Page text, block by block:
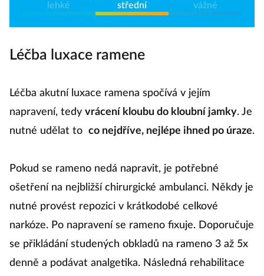
lehké střední vážné
Léčba luxace ramene
Léčba akutní luxace ramena spočívá v jejím
napravení, tedy vrácení kloubu do kloubní jamky. Je
nutné udělat to co nejdříve, nejlépe ihned po úraze.
Pokud se rameno nedá napravit, je potřebné
ošetření na nejbližší chirurgické ambulanci. Někdy je
nutné provést repozici v krátkodobé celkové
narkóze. Po napravení se rameno fixuje. Doporučuje
se přikládání studených obkladů na rameno 3 až 5x
denně a podávat analgetika. Následná rehabilitace